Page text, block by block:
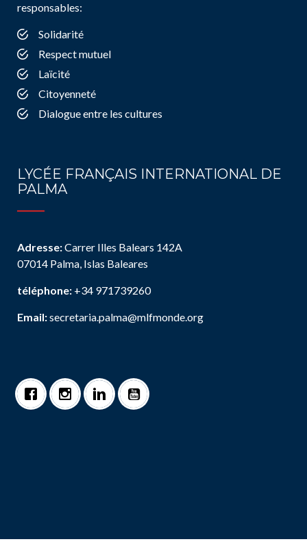
responsables:
Solidarité
Respect mutuel
Laïcité
Citoyenneté
Dialogue entre les cultures
LYCÉE FRANÇAIS INTERNATIONAL DE
PALMA
Adresse:Carrer Illes Balears 142A
07014 Palma, Islas Baleares
téléphone: +34 971739260
Email:secretaria.palma@mlfmonde.org